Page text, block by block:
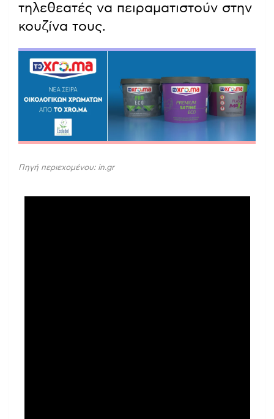
τηλεθεατές να πειραματιστούν στην
κουζίνα τους.
Πηγή περιεχομένου: in.gr